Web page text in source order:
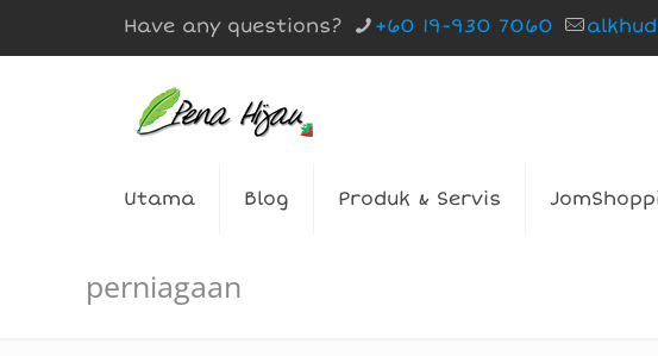
Have any questions? +60 19-930 7060
Utama Blog Produk & Servis
perniagaan